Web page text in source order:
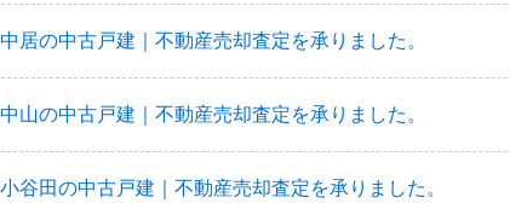
居の中古戸建｜不動産売却査定を承りました。
山の中古戸建｜不動産売却査定を承りました。
谷田の中古戸建｜不動産売却査定を承りました。